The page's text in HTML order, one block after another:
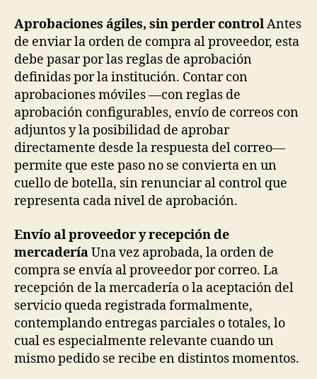
Aprobaciones ágiles, sin perder controlAntes
de enviar la orden de compra al proveedor, esta
debe pasar por las reglas de aprobación
definidas por la institución. Contar con
aprobaciones móviles —con reglas de
aprobación configurables, envío de correos con
adjuntos y la posibilidad de aprobar
directamente desde la respuesta del correo—
permite que este paso no se convierta en un
cuello de botella, sin renunciar al control que
representa cada nivel de aprobación.
Envío al proveedor y recepción de
mercaderíaUna vez aprobada, la orden de
compra se envía al proveedor por correo. La
recepción de la mercadería o la aceptación del
servicio queda registrada formalmente,
contemplando entregas parciales o totales, lo
cual es especialmente relevante cuando un
mismo pedido se recibe en distintos momentos.